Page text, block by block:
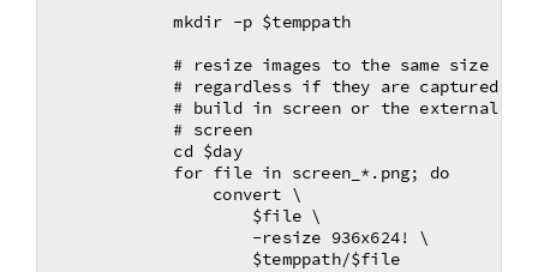
            mkdir -p $temppath
            # resize images to the same size
# regardless if they are captured
# build in screen or the external
            # screen
            cd $day
            for file in screen_*.png; do
                convert \
                    $file \
                    -resize 936x624! \
                    $temppath/$file